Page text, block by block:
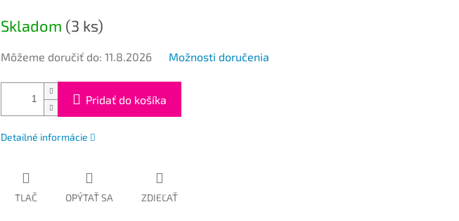
Skladom (3 ks)
Môžeme doručiť do: 11.8.2026 Možnosti doručenia
Pridať do košíka
Detailné informácie
TLAČ OPÝTAŤ SA ZDIEĽAŤ